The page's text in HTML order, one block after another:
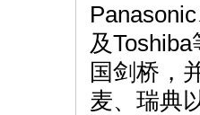
及
国剑桥，
麦、瑞典